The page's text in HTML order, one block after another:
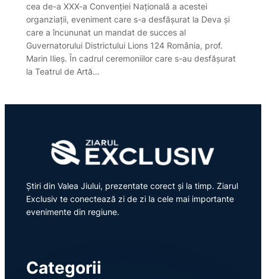
cea de-a XXX-a Convenției Națională a acestei
organziații, eveniment care s-a desfășurat la Deva și
care a încununat un mandat de succes al
Guvernatorului Districtului Lions 124 România, prof.
Marin Ilieș. În cadrul ceremoniilor care s-au desfășurat
la Teatrul de Artă…
Știri din Valea Jiului, prezentate corect și la timp. Ziarul
Exclusiv te conectează zi de zi la cele mai importante
evenimente din regiune.
Categorii